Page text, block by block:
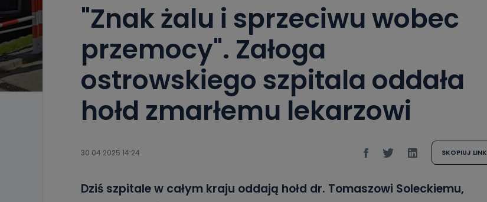
"Znak żalu i sprzeciwu wobec
przemocy". Załoga
ostrowskiego szpitala oddała
hołd zmarłemu lekarzowi
30.04.2025 14:24 SKOPIUJ LINK
Dziś szpitale w całym kraju oddają hołd dr. Tomaszowi Soleckiemu,